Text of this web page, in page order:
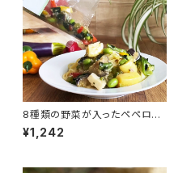
8種類の野菜が入ったペペロン
チーノソース
¥1,242